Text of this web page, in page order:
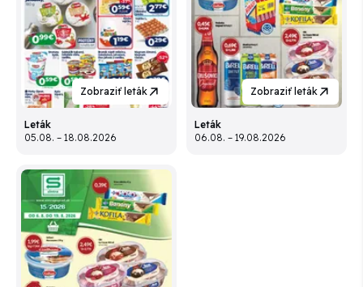
Zobraziť leták
Leták
05.08. – 18.08.2026
Zobraziť leták
Leták
06.08. – 19.08.2026